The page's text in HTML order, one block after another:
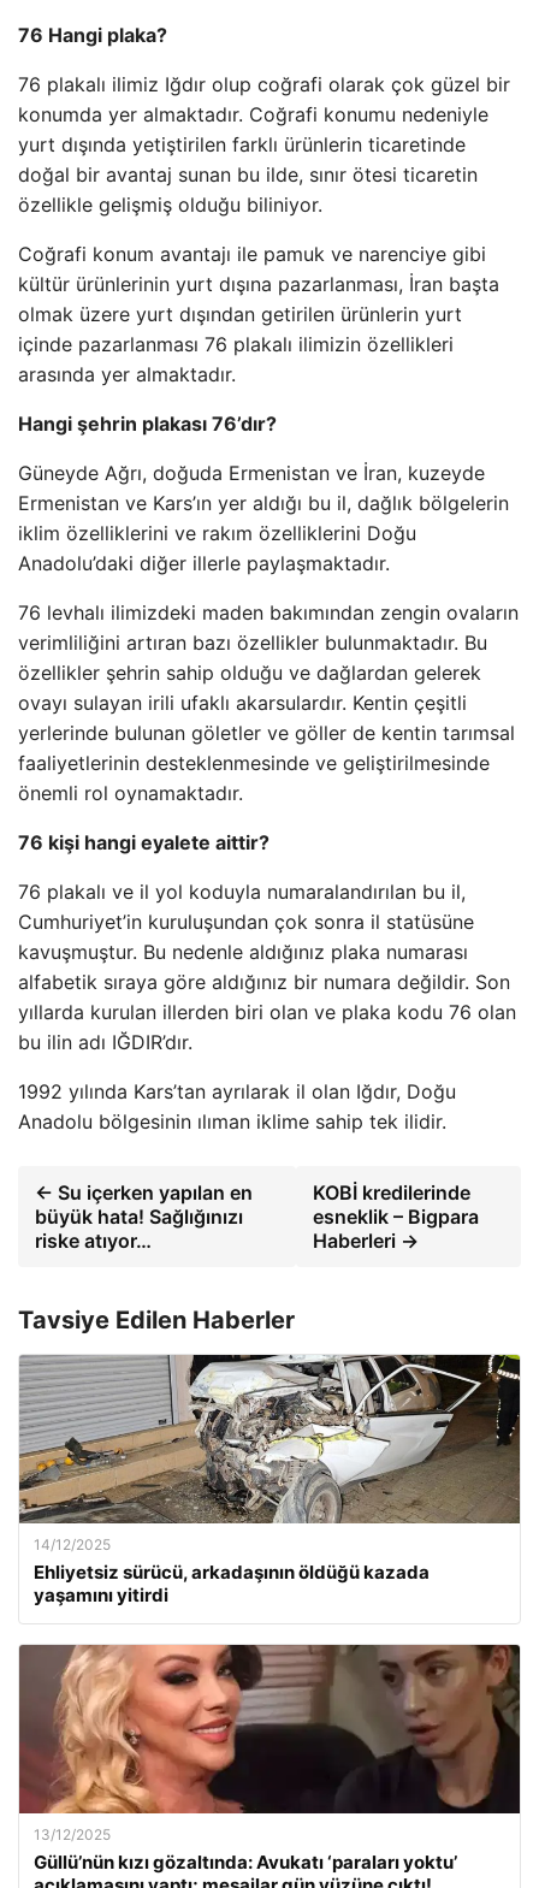
76 Hangi plaka?
76 plakalı ilimiz Iğdır olup coğrafi olarak çok güzel bir
konumda yer almaktadır. Coğrafi konumu nedeniyle
yurt dışında yetiştirilen farklı ürünlerin ticaretinde
doğal bir avantaj sunan bu ilde, sınır ötesi ticaretin
özellikle gelişmiş olduğu biliniyor.
Coğrafi konum avantajı ile pamuk ve narenciye gibi
kültür ürünlerinin yurt dışına pazarlanması, İran başta
olmak üzere yurt dışından getirilen ürünlerin yurt
içinde pazarlanması 76 plakalı ilimizin özellikleri
arasında yer almaktadır.
Hangi şehrin plakası 76’dır?
Güneyde Ağrı, doğuda Ermenistan ve İran, kuzeyde
Ermenistan ve Kars’ın yer aldığı bu il, dağlık bölgelerin
iklim özelliklerini ve rakım özelliklerini Doğu
Anadolu’daki diğer illerle paylaşmaktadır.
76 levhalı ilimizdeki maden bakımından zengin ovaların
verimliliğini artıran bazı özellikler bulunmaktadır. Bu
özellikler şehrin sahip olduğu ve dağlardan gelerek
ovayı sulayan irili ufaklı akarsulardır. Kentin çeşitli
yerlerinde bulunan göletler ve göller de kentin tarımsal
faaliyetlerinin desteklenmesinde ve geliştirilmesinde
önemli rol oynamaktadır.
76 kişi hangi eyalete aittir?
76 plakalı ve il yol koduyla numaralandırılan bu il,
Cumhuriyet’in kuruluşundan çok sonra il statüsüne
kavuşmuştur. Bu nedenle aldığınız plaka numarası
alfabetik sıraya göre aldığınız bir numara değildir. Son
yıllarda kurulan illerden biri olan ve plaka kodu 76 olan
bu ilin adı IĞDIR’dır.
1992 yılında Kars’tan ayrılarak il olan Iğdır, Doğu
Anadolu bölgesinin ılıman iklime sahip tek ilidir.
← Su içerken yapılan en
büyük hata! Sağlığınızı
riske atıyor…
KOBİ kredilerinde
esneklik – Bigpara
Haberleri →
Tavsiye Edilen Haberler
14/12/2025
Ehliyetsiz sürücü, arkadaşının öldüğü kazada
yaşamını yitirdi
13/12/2025
Güllü’nün kızı gözaltında: Avukatı ‘paraları yoktu’